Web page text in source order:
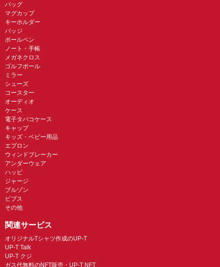
バッグ
マグカップ
キーホルダー
バッジ
ボールペン
ノート・手帳
メガネクロス
ゴルフボール
ミラー
シューズ
コースター
オーディオ
ケース
電子タバコケース
キャップ
キッズ・ベビー用品
エプロン
ウィンドブレーカー
アンダーウェア
ハッピ
ジャージ
ブルゾン
ビブス
その他
関連サービス
オリジナルTシャツ作成のUP-T
UP-T Talk
UP-T クジ
ガス代無料のNFT販売・UP-T NFT